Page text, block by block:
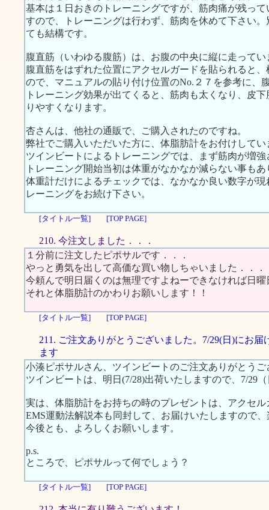
基本は１日おきのトレーニングですが、筋肉痛が残っ
すので、トレーニングは行わず、筋肉を休めて下さい
ても結構です。
腹直筋（いわゆる腹筋）は、お腹の中央に縦に走ってい
腹直筋をはずれた位置にアクセルガードを貼られると
ので、マニュアルの貼り付け位置のNo.２７を参考に、
トレーニング効果が出てくると、筋肉も太くなり、皮
りやすくなります。
杏さんは、他社の通販で、ご購入されたのですね。
弊社でご購入いただいた方に、体脂肪計をお付けして
ツインビートによるトレーニングでは、まず筋肉が増
トレーニング開始当初は体重がなかなか減らない事もあ
体重計だけによるチェックでは、なかなか良い数字が
レーニングをお続け下さい。
[タイトル一覧] [TOP PAGE]
210. 今注文しました．．．
１分前に注文したピポサルです．．．
やっと勇気を出して高価な買い物しちゃいました．．．
今頼んで明日届くのは無理ですよねーできなければ日
それと体脂肪計のかわりお願いします！！
[タイトル一覧] [TOP PAGE]
211. ご注文ありがとうございました。7/29(日)にお届
ます
小湊ピポサルさん、ツインビートのご注文ありがとうご
ツインビートは、明日(7/28)出荷いたしますので、7/29
実は、体脂肪計をお持ちの時のプレゼントは、アクセ
EMS運動法解説本も同封して、お届けいたしますので
今後とも、よろしくお願いします。
p.s.
ところで、ピポサルって何でしょう？
[タイトル一覧] [TOP PAGE]